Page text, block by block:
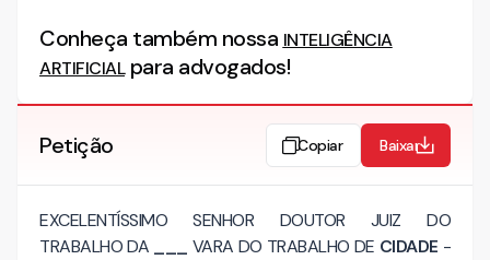
Conheça também nossa INTELIGÊNCIA
ARTIFICIALpara advogados!
Petição Copiar Baixar
EXCELENTÍSSIMO SENHOR DOUTOR JUIZ DO
TRABALHO DA
VARA DO TRABALHO DE CIDADE -